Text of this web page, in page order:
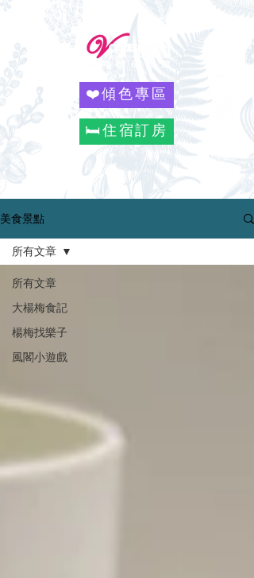
❤️傾色專區
🛏️住宿訂房
美食景點
所有文章
大楊梅食記
楊梅找樂子
風閣小遊戲
所有文章